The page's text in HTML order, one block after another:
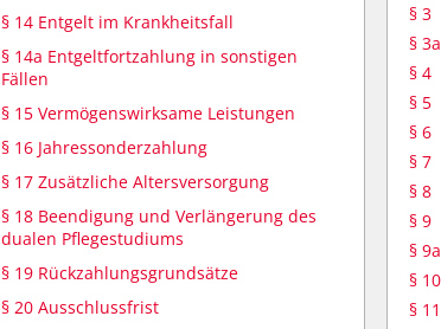
§ 14 Entgelt im Krankheitsfall
§ 14a Entgeltfortzahlung in sonstigen
Fällen
§ 15 Vermögenswirksame Leistungen
§ 16 Jahressonderzahlung
§ 17 Zusätzliche Altersversorgung
§ 18 Beendigung und Verlängerung des
dualen Pflegestudiums
§ 19 Rückzahlungsgrundsätze
§ 20 Ausschlussfrist
§ 3
§ 3a
§ 4
§ 5
§ 6
§ 7
§ 8
§ 9
§ 9a
§ 10
§ 11